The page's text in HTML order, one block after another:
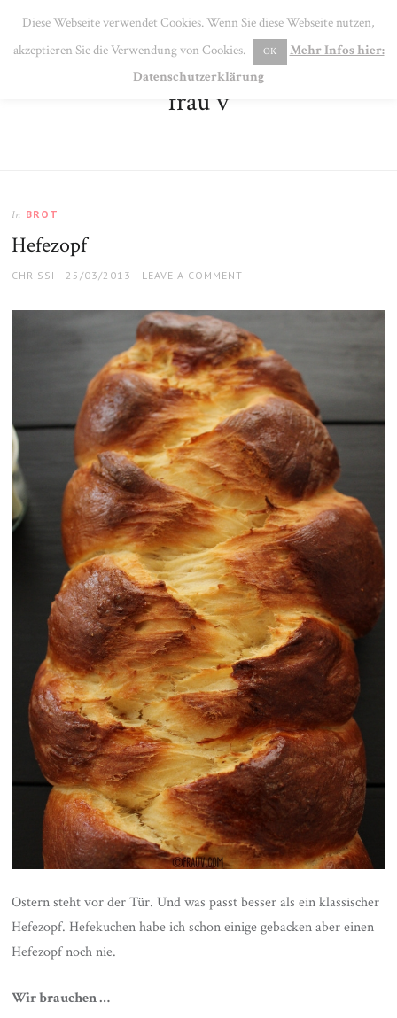
MENU
frau v
In BROT
Hefezopf
AUTHOR
CHRISSI
POSTED
25/03/2013 LEAVE A COMMENT
Ostern steht vor der Tür. Und was passt besser als ein klassischer
Hefezopf. Hefekuchen habe ich schon einige gebacken aber einen
Hefezopf noch nie.
Wir brauchen …
Diese Webseite verwendet Cookies. Wenn Sie diese Webseite nutzen,
akzeptieren Sie die Verwendung von Cookies.
OK
Mehr Infos hier:
Datenschutzerklärung